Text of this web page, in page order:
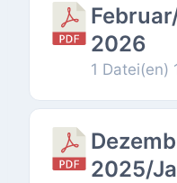
2026
1 Datei(en)
2025/